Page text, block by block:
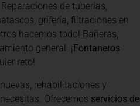
de tuberías,
grifería, filtraciones en
hacemos todo! Bañeras,
general. ¡ Fontaneros
reto!
rehabilitaciones y
Ofrecemos servicios de